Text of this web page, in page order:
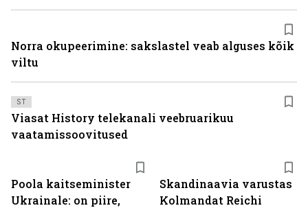
Poola kaitseminister
Ukrainale: on piire,
Skandinaavia varustas
Kolmandat Reichi
Norra okupeerimine: sakslastel veab alguses kõik
viltu
ST
Viasat History telekanali veebruarikuu
vaatamissoovitused